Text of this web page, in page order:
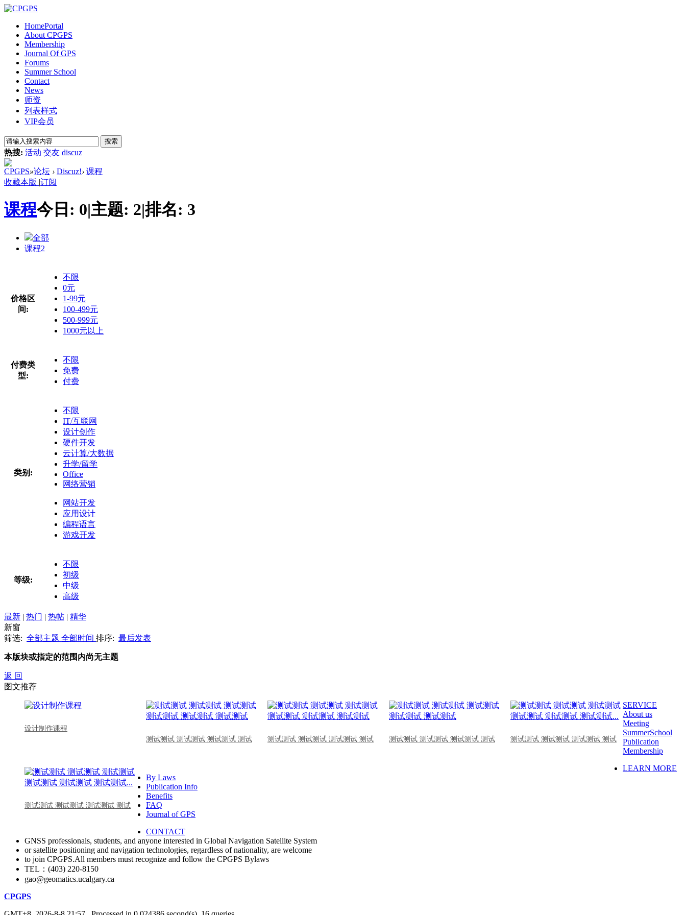
HomePortal
About CPGPS
Membership
Journal Of GPS
Forums
Summer School
Contact
News
师资
列表样式
VIP会员
搜索
热搜: 活动 交友 discuz
CPGPS»论坛 › Discuz!› 课程
收藏本版 |订阅
课程今日: 0|主题: 2|排名: 3
全部
课程2
价格区
间:
不限
0元
1-99元
100-499元
500-999元
1000元以上
付费类
型:
不限
免费
付费
类别:
不限
IT/互联网
设计创作
硬件开发
云计算/大数据
升学/留学
Office
网络营销
网站开发
应用设计
编程语言
游戏开发
等级:
不限
初级
中级
高级
最新 | 热门 | 热帖 | 精华
新窗
筛选: 全部主题 全部时间 排序: 最后发表
本版块或指定的范围内尚无主题
返 回
图文推荐
设计制作课程
测试测试 测试测试 测试测试 测试
测试测试 测试测试 测试测试 测试 测试测试 测试测试 测试测试 测试 测试测试 测试测试 测试测试 测试
测试测试 测试测试 测试测试 测试
SERVICE
About us
Meeting
SummerSchool
Publication
Membership
LEARN MORE
By Laws
Publication Info
Benefits
FAQ
Journal of GPS
CONTACT
GNSS professionals, students, and anyone interested in Global Navigation Satellite System
or satellite positioning and navigation technologies, regardless of nationality, are welcome
to join CPGPS.All members must recognize and follow the CPGPS Bylaws
TEL：(403) 220-8150
gao@geomatics.ucalgary.ca
CPGPS